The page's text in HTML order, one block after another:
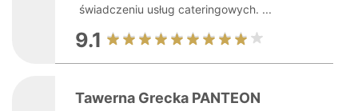
świadczeniu usług cateringowych. ...
9.1
Tawerna Grecka PANTEON